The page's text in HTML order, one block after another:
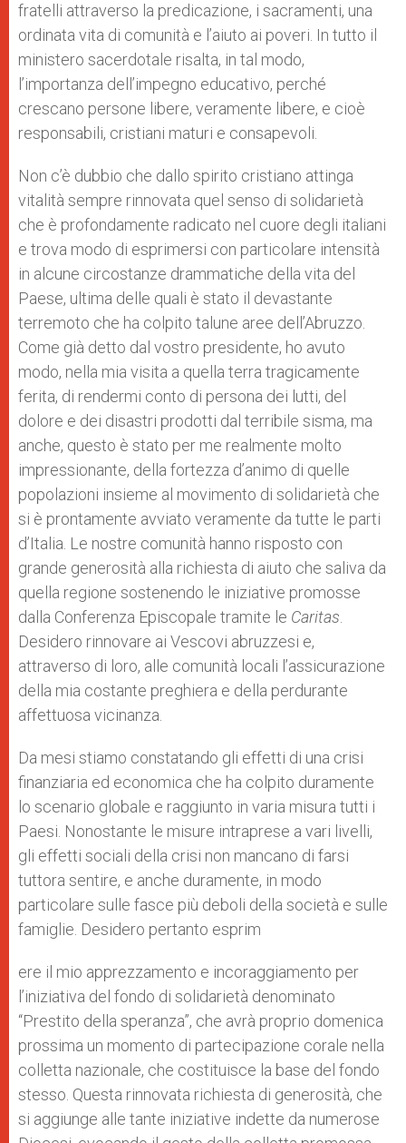
fratelli attraverso la predicazione, i sacramenti, una
ordinata vita di comunità e l’aiuto ai poveri. In tutto il
ministero sacerdotale risalta, in tal modo,
l’importanza dell’impegno educativo, perché
crescano persone libere, veramente libere, e cioè
responsabili, cristiani maturi e consapevoli.
Non c’è dubbio che dallo spirito cristiano attinga
vitalità sempre rinnovata quel senso di solidarietà
che è profondamente radicato nel cuore degli italiani
e trova modo di esprimersi con particolare intensità
in alcune circostanze drammatiche della vita del
Paese, ultima delle quali è stato il devastante
terremoto che ha colpito talune aree dell’Abruzzo.
Come già detto dal vostro presidente, ho avuto
modo, nella mia visita a quella terra tragicamente
ferita, di rendermi conto di persona dei lutti, del
dolore e dei disastri prodotti dal terribile sisma, ma
anche, questo è stato per me realmente molto
impressionante, della fortezza d’animo di quelle
popolazioni insieme al movimento di solidarietà che
si è prontamente avviato veramente da tutte le parti
d’Italia. Le nostre comunità hanno risposto con
grande generosità alla richiesta di aiuto che saliva da
quella regione sostenendo le iniziative promosse
dalla Conferenza Episcopale tramite le Caritas
Desidero rinnovare ai Vescovi abruzzesi e,
attraverso di loro, alle comunità locali l’assicurazione
della mia costante preghiera e della perdurante
affettuosa vicinanza.
Da mesi stiamo constatando gli effetti di una crisi
finanziaria ed economica che ha colpito duramente
lo scenario globale e raggiunto in varia misura tutti i
Paesi. Nonostante le misure intraprese a vari livelli,
gli effetti sociali della crisi non mancano di farsi
tuttora sentire, e anche duramente, in modo
particolare sulle fasce più deboli della società e sulle
famiglie. Desidero pertanto esprim
ere il mio apprezzamento e incoraggiamento per
l’iniziativa del fondo di solidarietà denominato
“Prestito della speranza”, che avrà proprio domenica
prossima un momento di partecipazione corale nella
colletta nazionale, che costituisce la base del fondo
stesso. Questa rinnovata richiesta di generosità, che
si aggiunge alle tante iniziative indette da numerose